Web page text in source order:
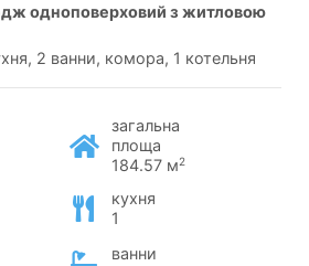
2 ванни, комора, 1 котельня
загальна
площа
184.57 м2
кухня
1
ванни